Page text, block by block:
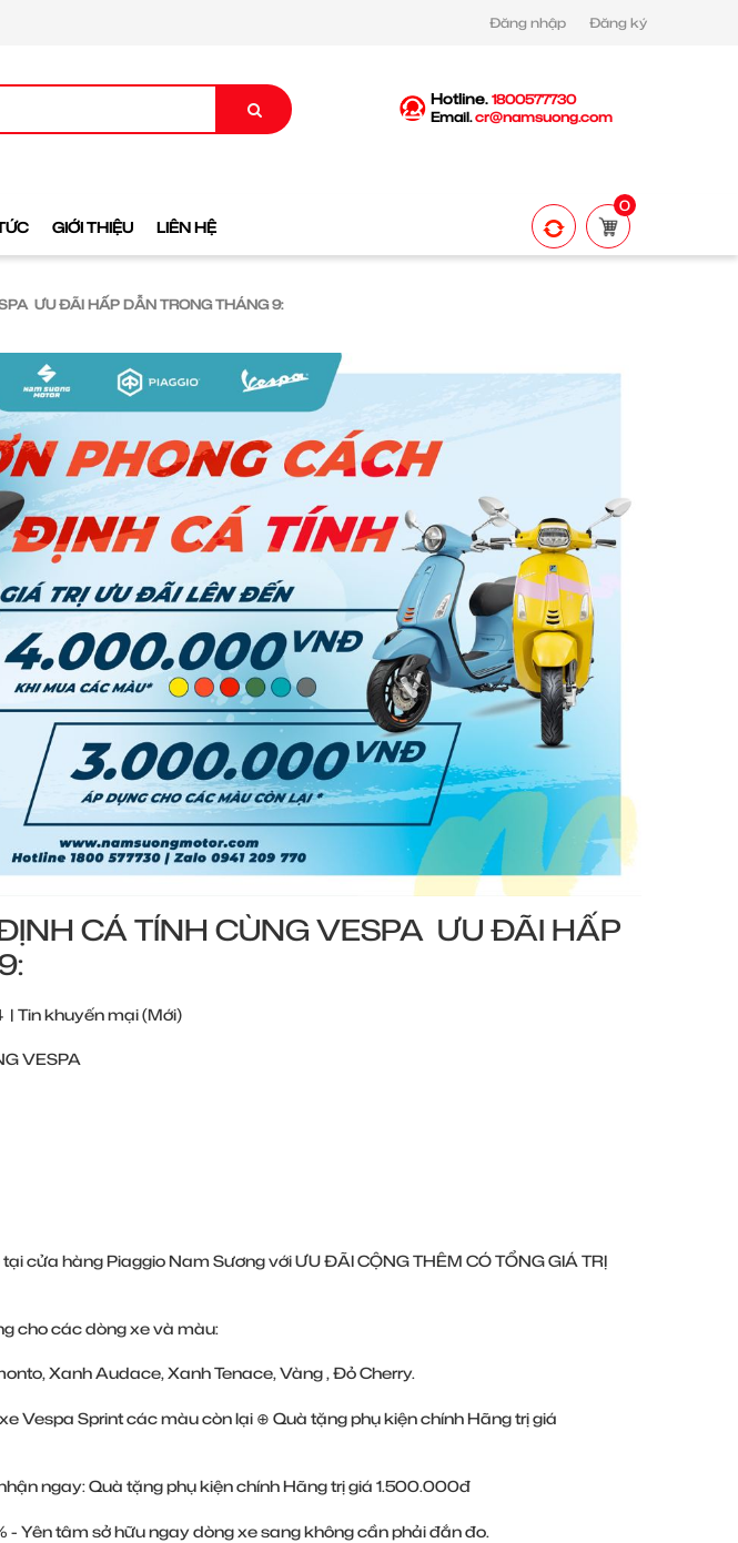
Đăng nhập Đăng ký
Hotline. 1800577730
Email.cr@namsuong.com
GIỚI THIỆU LIÊN HỆ
0
ƯU ĐÃI HẤP DẪN TRONG THÁNG 9:
CÁ TÍNH CÙNG VESPA ƯU ĐÃI HẤP
| Tin khuyến mại (Mới)
VESPA
cửa hàng Piaggio Nam Sương với ƯU ĐÃI CỘNG THÊM CÓ TỔNG GIÁ TRỊ
cho các dòng xe và màu:
Xanh Audace, Xanh Tenace, Vàng , Đỏ Cherry.
Vespa Sprint các màu còn lại ⊕ Quà tặng phụ kiện chính Hãng trị giá
ngay: Quà tặng phụ kiện chính Hãng trị giá 1.500.000đ
- Yên tâm sở hữu ngay dòng xe sang không cần phải đắn đo.